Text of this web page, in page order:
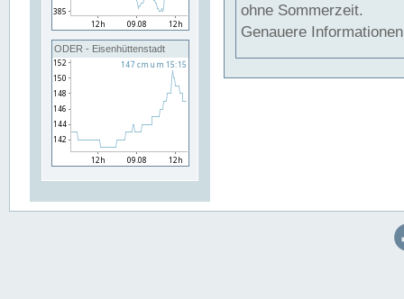
ODER - Eisenhüttenstadt
ohne Sommerzeit.
Genauere